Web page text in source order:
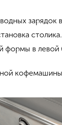
зарядок
столика.
формы в левой